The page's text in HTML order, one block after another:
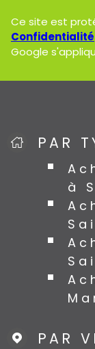
Ce site est
Confidentialité
Google
PAR
à
PAR